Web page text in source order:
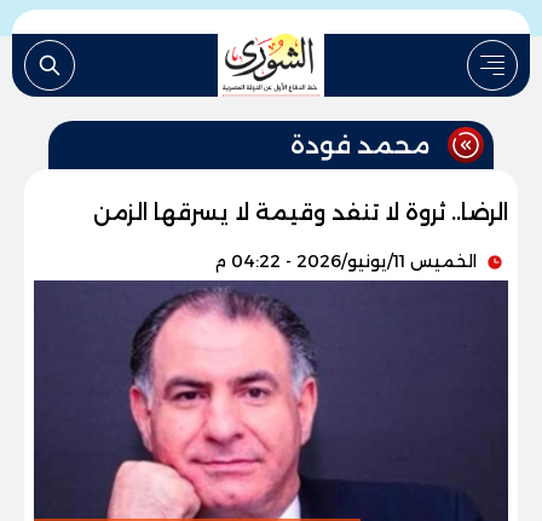
محمد فودة
الرضا.. ثروة لا تنفد وقيمة لا يسرقها الزمن
الخميس 11/يونيو/2026 - 04:22 م